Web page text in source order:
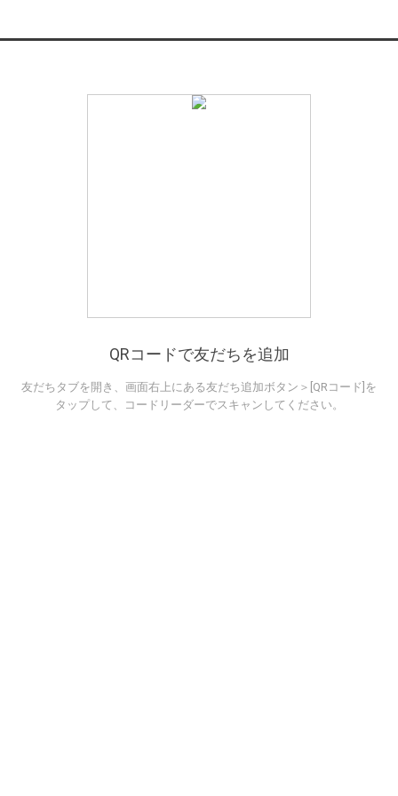
QRコードで友だちを追加
友だちタブを開き、画面右上にある友だち追加ボタン＞[QRコード]を
タップして、コードリーダーでスキャンしてください。